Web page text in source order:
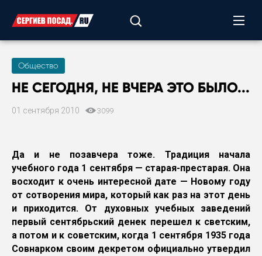
Общество
НЕ СЕГОДНЯ, НЕ ВЧЕРА ЭТО БЫЛО...
01 сентября 2010 3099
Да и не позавчера тоже. Традиция начала
учебного года 1 сентября — старая-престарая. Она
восходит к очень интересной дате — Новому году
от сотворения мира, который как раз на этот день
и приходится. От духовных учебных заведений
первый сентябрьский денек перешел к светским,
а потом и к советским, когда 1 сентября 1935 года
Совнарком своим декретом официально утвердил